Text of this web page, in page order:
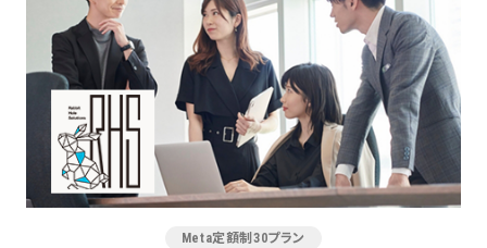
Meta定額制30プラン